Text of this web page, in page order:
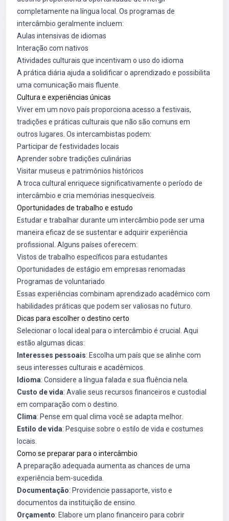
completamente na língua local. Os programas de
intercâmbio geralmente incluem:
Aulas intensivas de idiomas
Interação com nativos
Atividades culturais que incentivam o uso do idioma
A prática diária ajuda a solidificar o aprendizado e possibilita
uma comunicação mais fluente.
Cultura e experiências únicas
Viver em um novo país proporciona acesso a festivais,
tradições e práticas culturais que não são comuns em
outros lugares. Os intercambistas podem:
Participar de festividades locais
Aprender sobre tradições culinárias
Visitar museus e patrimônios históricos
A troca cultural enriquece significativamente o período de
intercâmbio e cria memórias inesquecíveis.
Oportunidades de trabalho e estudo
Estudar e trabalhar durante um intercâmbio pode ser uma
maneira eficaz de se sustentar e adquirir experiência
profissional. Alguns países oferecem:
Vistos de trabalho específicos para estudantes
Oportunidades de estágio em empresas renomadas
Programas de voluntariado
Essas experiências combinam aprendizado acadêmico com
habilidades práticas que podem ser valiosas no futuro.
Dicas para escolher o destino certo
Selecionar o local ideal para o intercâmbio é crucial. Aqui
estão algumas dicas:
Interesses pessoais: Escolha um país que se alinhe com
seus interesses culturais e acadêmicos.
Idioma: Considere a língua falada e sua fluência nela.
Custo de vida: Avalie seus recursos financeiros e custodial
em comparação com o destino.
Clima: Pense em qual clima você se adapta melhor.
Estilo de vida: Pesquise sobre o estilo de vida e costumes
locais.
Como se preparar para o intercâmbio
A preparação adequada aumenta as chances de uma
experiência bem-sucedida.
Documentação: Providencie passaporte, visto e
documentos da instituição de ensino.
Orçamento: Elabore um plano financeiro para cobrir